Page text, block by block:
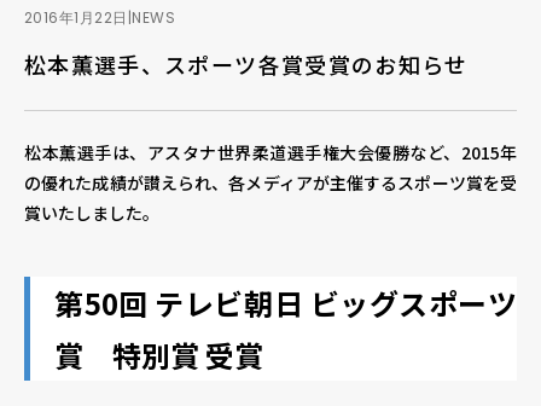
FAQ
未来貢献
ディーラー契約について
2016年1月22日 NEWS
松本薫選手、スポーツ各賞受賞のお知らせ
松本薫選手は、アスタナ世界柔道選手権大会優勝など、2015年
の優れた成績が讃えられ、各メディアが主催するスポーツ賞を受
賞いたしました。
第50回 テレビ朝日 ビッグスポーツ
賞 特別賞 受賞